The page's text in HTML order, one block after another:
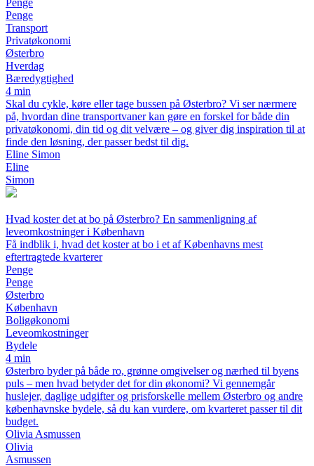
Penge
Penge
Transport
Privatøkonomi
Østerbro
Hverdag
Bæredygtighed
4 min
Skal du cykle, køre eller tage bussen på Østerbro? Vi ser nærmere
på, hvordan dine transportvaner kan gøre en forskel for både din
privatøkonomi, din tid og dit velvære – og giver dig inspiration til at
finde den løsning, der passer bedst til dig.
Eline Simon
Eline
Simon
Hvad koster det at bo på Østerbro? En sammenligning af
leveomkostninger i København
Få indblik i, hvad det koster at bo i et af Københavns mest
eftertragtede kvarterer
Penge
Penge
Østerbro
København
Boligøkonomi
Leveomkostninger
Bydele
4 min
Østerbro byder på både ro, grønne omgivelser og nærhed til byens
puls – men hvad betyder det for din økonomi? Vi gennemgår
huslejer, daglige udgifter og prisforskelle mellem Østerbro og andre
københavnske bydele, så du kan vurdere, om kvarteret passer til dit
budget.
Olivia Asmussen
Olivia
Asmussen